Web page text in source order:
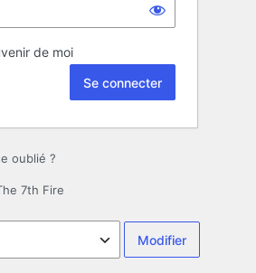
de moi
oublié ?
7th Fire